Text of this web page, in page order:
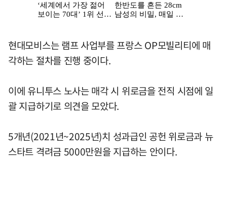
현대모비스는 램프 사업부를 프랑스 OP모빌리티에 매
각하는 절차를 진행 중이다.
이에 유니투스 노사는 매각 시 위로금을 전직 시점에 일
괄 지급하기로 의견을 모았다.
5개년(2021년~2025년)치 성과급인 공헌 위로금과 뉴
스타트 격려금 5000만원을 지급하는 안이다.